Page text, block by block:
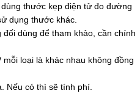
thước kẹp điện tử đo đường
dụng thước khác.
dùng để tham khảo, cần chính
loại là khác nhau không đồng
Nếu có thì sẽ tính phí.